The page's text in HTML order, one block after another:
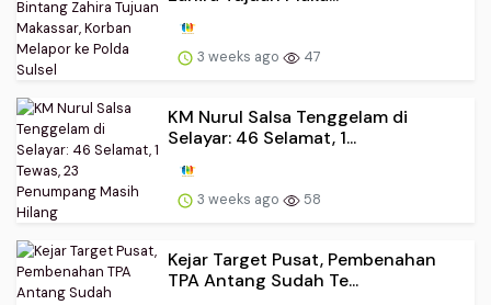
3 weeks ago 47
KM Nurul Salsa Tenggelam di
Selayar: 46 Selamat, 1...
3 weeks ago 58
Kejar Target Pusat, Pembenahan
TPA Antang Sudah Te...